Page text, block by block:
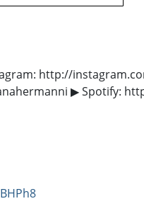
http://
▶ Spotify: